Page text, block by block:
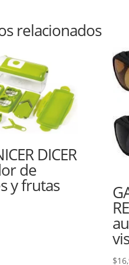
relacionados
DICER
de
y frutas
$